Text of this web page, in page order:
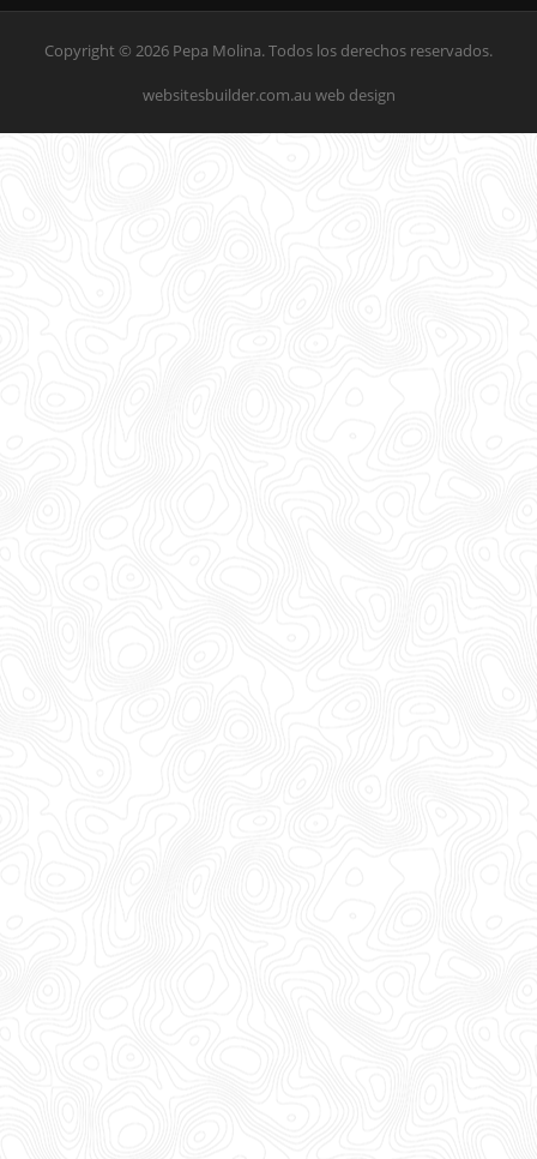
Copyright © 2026 Pepa Molina. Todos los derechos reservados.
websitesbuilder.com.au web design